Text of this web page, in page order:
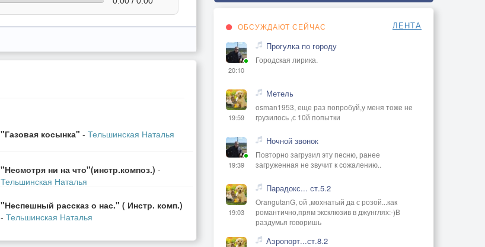
"Газовая косынка" - Тельшинская Наталья
"Несмотря ни на что"(инстр.композ.) -
Тельшинская Наталья
"Неспешный рассказ о нас." ( Инстр. комп.)
- Тельшинская Наталья
ОБСУЖДАЮТ СЕЙЧАС ЛЕНТА
20:10
Прогулка по городу
Городская лирика.
19:59
Метель
osman1953, еще раз попробуй,у меня тоже не
грузилось ,с 10й попытки
19:39
Ночной звонок
Повторно загрузил эту песню, ранее
загруженная не звучит к сожалению..
19:03
Парадокс... ст.5.2
OrangutanG, ой ,мохнатый да с розой...как
романтично,прям эксклюзив в джунглях:-)В
раздумья говоришь
Аэропорт...ст.8.2